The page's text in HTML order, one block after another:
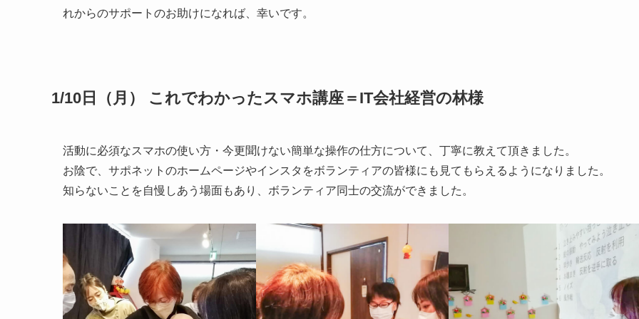
れからのサポートのお助けになれば、幸いです。
1/10日（月） これでわかったスマホ講座＝IT会社経営の林様
活動に必須なスマホの使い方・今更聞けない簡単な操作の仕方について、丁寧に教えて頂きました。
お陰で、サポネットのホームページやインスタをボランティアの皆様にも見てもらえるようになりました。
知らないことを自慢しあう場面もあり、ボランティア同士の交流ができました。